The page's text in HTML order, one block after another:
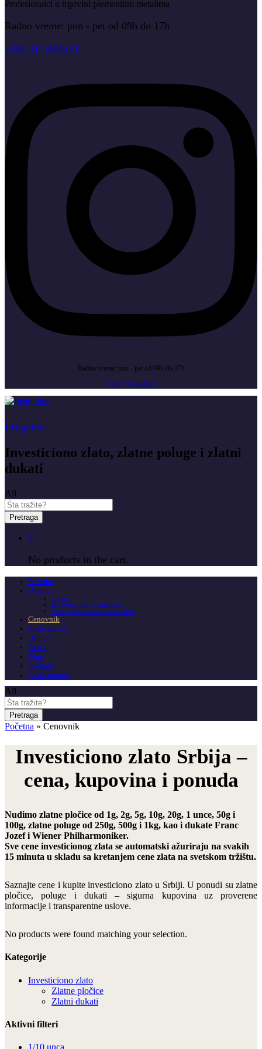
Profesionalci u trgovini plemenitim metalima
Radno vreme: pon - pet od 09h do 17h
+381 11 4404521
Radno vreme: pon - pet od 09h do 17h
+381 11 4404521
Insignitus
Investiciono zlato, zlatne poluge i zlatni
dukati
All
Pretraga
0
No products in the cart.
Početna
O nama
O nama
Insignitus GOLD u medijima
Česta pitanja o investicionom zlatu
Cenovnik
Zašto zlato?
Usluge
Berza
Blog
Kontakt
Česta pitanja
All
Pretraga
Početna » Cenovnik
Investiciono zlato Srbija –
cena, kupovina i ponuda
Nudimo zlatne pločice od 1g, 2g, 5g, 10g, 20g, 1 unce, 50g i
100g, zlatne poluge od 250g, 500g i 1kg, kao i dukate Franc
Jozef i Wiener Philharmoniker.
Sve cene investicionog zlata se automatski ažuriraju na svakih
15 minuta u skladu sa kretanjem cene zlata na svetskom tržištu.
Saznajte cene i kupite investiciono zlato u Srbiji. U ponudi su zlatne
pločice, poluge i dukati – sigurna kupovina uz proverene
informacije i transparentne uslove.
No products were found matching your selection.
Kategorije
Investiciono zlato
Zlatne pločice
Zlatni dukati
Aktivni filteri